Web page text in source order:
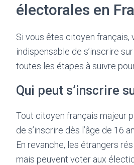
électorales en
Si vous êtes citoyen français,
indispensable de s’inscrire
toutes les étapes à suivre
Qui peut s’inscrire
Tout citoyen français majeur
de s’inscrire dès l’âge de 16
En revanche, les étrangers
mais peuvent voter aux